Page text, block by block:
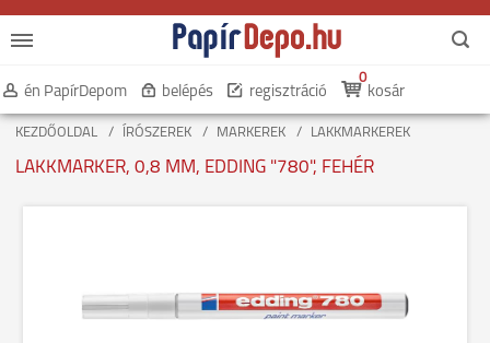
én PapírDepom belépés regisztráció kosár
0
KEZDŐOLDAL ÍRÓSZEREK MARKEREK LAKKMARKEREK
LAKKMARKER, 0,8 MM, EDDING "780", FEHÉR